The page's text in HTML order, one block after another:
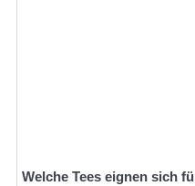
Welche Tees eignen sich